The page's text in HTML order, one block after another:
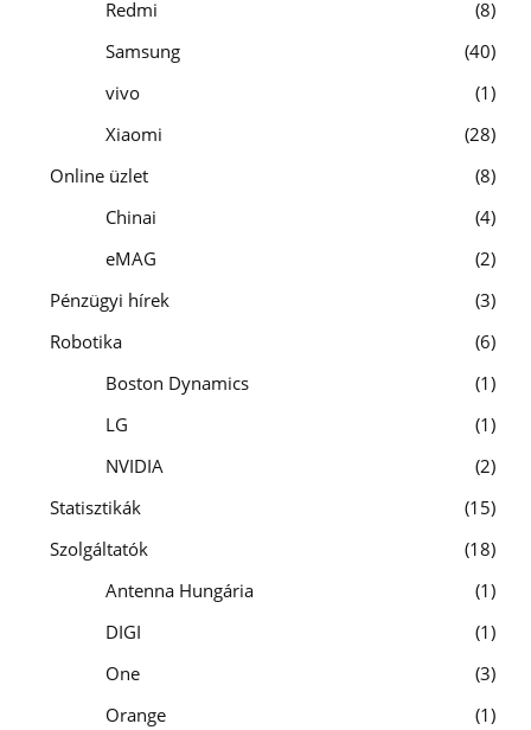
Redmi
8
Samsung
40
vivo
1
Xiaomi
28
Online üzlet
8
Chinai
4
eMAG
2
Pénzügyi hírek
3
Robotika
6
Boston Dynamics
1
LG
1
NVIDIA
2
Statisztikák
15
Szolgáltatók
18
Antenna Hungária
1
DIGI
1
One
3
Orange
1